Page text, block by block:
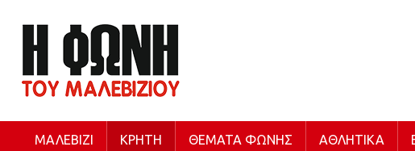
ΜΑΛΕΒΊΖΙ ΚΡΉΤΗ ΘΈΜΑΤΑ ΦΩΝΉΣ ΑΘΛΗΤΙΚΆ